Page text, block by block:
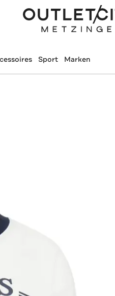
Sport Marken